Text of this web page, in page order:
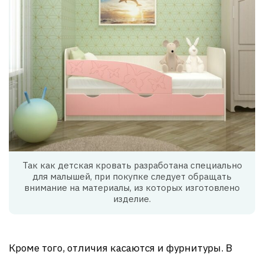
Так как детская кровать разработана специально
для малышей, при покупке следует обращать
внимание на материалы, из которых изготовлено
изделие.
Кроме того, отличия касаются и фурнитуры. В